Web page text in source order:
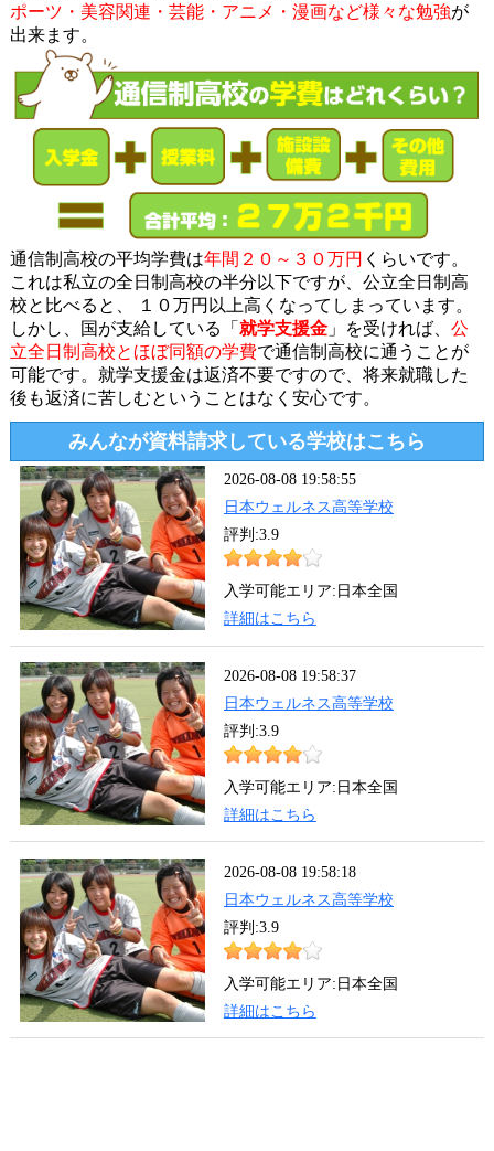
ポーツ・美容関連・芸能・アニメ・漫画など様々な勉強が
出来ます。
通信制高校の平均学費は年間２０～３０万円 くらいです。
これは私立の全日制高校の半分以下ですが、公立全日制高
校と比べると、 １０万円以上高くなってしまっています。
しかし、国が支給している「 就学支援金」を受ければ、 公
立全日制高校とほぼ同額の学費で通信制高校に通うことが
可能です。就学支援金は返済不要ですので、将来就職した
後も返済に苦しむということはなく安心です。
みんなが資料請求している学校はこちら